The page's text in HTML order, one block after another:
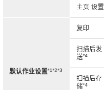
主页 设置
默认作业设置*1*2*3
复印
扫描后发
送*4
扫描后存
储*4